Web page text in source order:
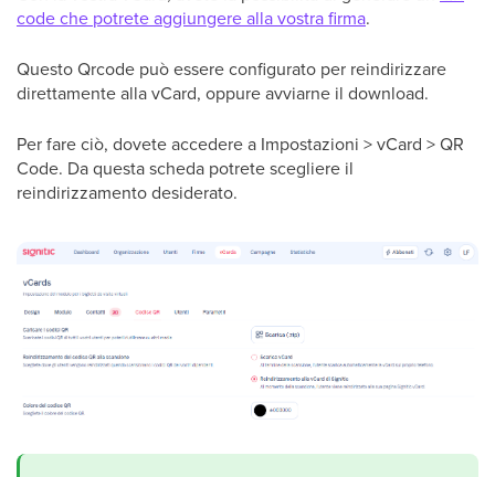
code che potrete aggiungere alla vostra firma.
Questo Qrcode può essere configurato per reindirizzare
direttamente alla vCard, oppure avviarne il download.
Per fare ciò, dovete accedere a Impostazioni > vCard > QR
Code. Da questa scheda potrete scegliere il
reindirizzamento desiderato.